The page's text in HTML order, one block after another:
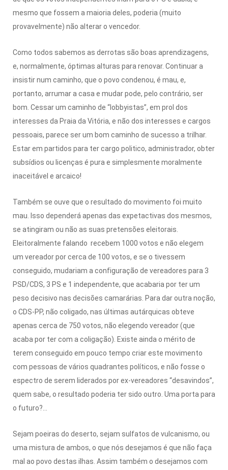
mesmo que fossem a maioria deles, poderia (muito
provavelmente) não alterar o vencedor.
Como todos sabemos as derrotas são boas aprendizagens,
e, normalmente, óptimas alturas para renovar. Continuar a
insistir num caminho, que o povo condenou, é mau, e,
portanto, arrumar a casa e mudar pode, pelo contrário, ser
bom. Cessar um caminho de “lobbyistas”, em prol dos
interesses da Praia da Vitória, e não dos interesses e cargos
pessoais, parece ser um bom caminho de sucesso a trilhar.
Estar em partidos para ter cargo politico, administrador, obter
subsídios ou licenças é pura e simplesmente moralmente
inaceitável e arcaico!
Também se ouve que o resultado do movimento foi muito
mau. Isso dependerá apenas das expetactivas dos mesmos,
se atingiram ou não as suas pretensões eleitorais.
Eleitoralmente falando recebem 1000 votos e não elegem
um vereador por cerca de 100 votos, e se o tivessem
conseguido, mudariam a configuração de vereadores para 3
PSD/CDS, 3 PS e 1 independente, que acabaria por ter um
peso decisivo nas decisões camarárias. Para dar outra noção,
o CDS-PP, não coligado, nas últimas autárquicas obteve
apenas cerca de 750 votos, não elegendo vereador (que
acaba por ter com a coligação). Existe ainda o mérito de
terem conseguido em pouco tempo criar este movimento
com pessoas de vários quadrantes políticos, e não fosse o
espectro de serem liderados por ex-vereadores “desavindos”,
quem sabe, o resultado poderia ter sido outro. Uma porta para
o futuro?...
Sejam poeiras do deserto, sejam sulfatos de vulcanismo, ou
uma mistura de ambos, o que nós desejamos é que não faça
mal ao povo destas ilhas. Assim também o desejamos com